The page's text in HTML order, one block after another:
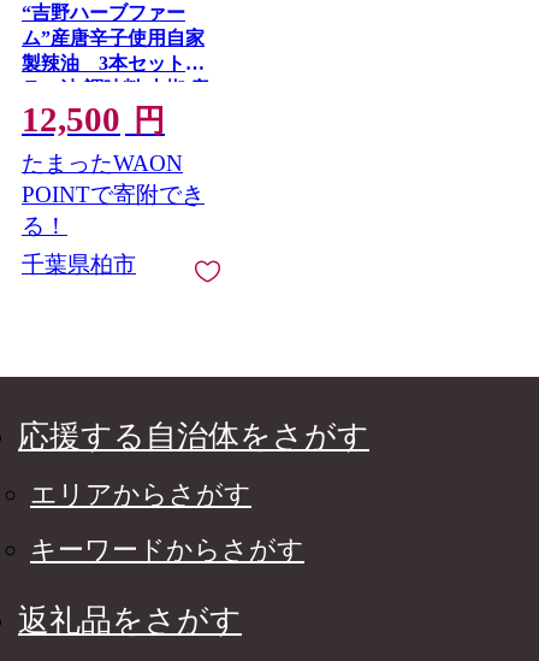
“吉野ハーブファー
ム”産唐辛子使用自家
製辣油 3本セット〈
ラー油 調味料 山椒 唐
辛子 中華調味料 ごは
ん 白米 餃子 チャーハ
ン シュウマイ 麻婆豆
腐 冷奴 スープ 鍋 自家
製 辛口 文菜華 〉
[№5412-0140]
12,500 円
たまったWAON
POINTで寄附でき
る！
千葉県柏市
応援する自治体をさがす
エリアからさがす
キーワードからさがす
返礼品をさがす